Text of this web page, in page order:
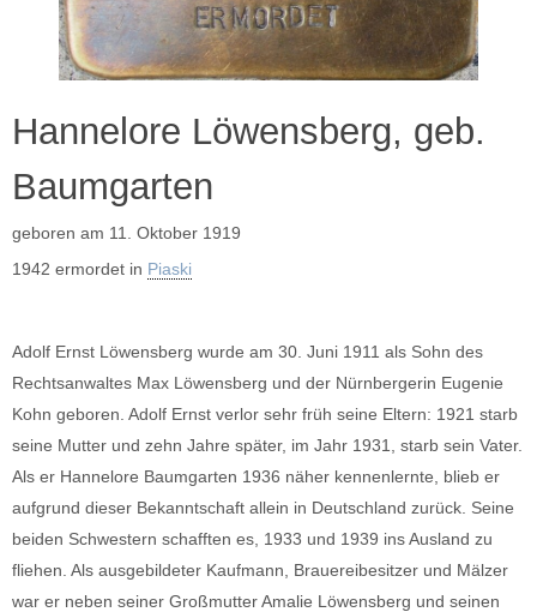
Hannelore Löwensberg, geb.
Baumgarten
geboren am 11. Oktober 1919
1942 ermordet in Piaski
Adolf Ernst Löwensberg wurde am 30. Juni 1911 als Sohn des
Rechtsanwaltes Max Löwensberg und der Nürnbergerin Eugenie
Kohn geboren. Adolf Ernst verlor sehr früh seine Eltern: 1921 starb
seine Mutter und zehn Jahre später, im Jahr 1931, starb sein Vater.
Als er Hannelore Baumgarten 1936 näher kennenlernte, blieb er
aufgrund dieser Bekanntschaft allein in Deutschland zurück. Seine
beiden Schwestern schafften es, 1933 und 1939 ins Ausland zu
fliehen. Als ausgebildeter Kaufmann, Brauereibesitzer und Mälzer
war er neben seiner Großmutter Amalie Löwensberg und seinen